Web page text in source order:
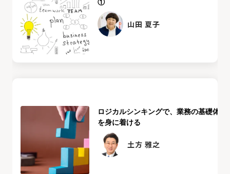
①
山田 夏子
ロジカルシンキングで、業務の基礎体力
を身に着ける
土方 雅之